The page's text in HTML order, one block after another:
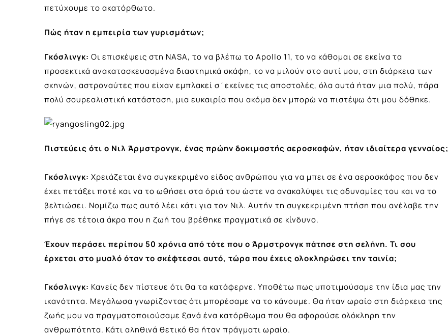
πετύχουμε το ακατόρθωτο.
Πώς ήταν η εμπειρία των γυρισμάτων;
Γκόσλινγκ: Οι επισκέψεις στη NASA, τo να βλέπω το Apollo 11, το να κάθομαι σε εκείνα τα
προσεκτικά ανακατασκευασμένα διαστημικά σκάφη, το να μιλούν στο αυτί μου, στη διάρκεια των
σκηνών, αστροναύτες που είχαν εμπλακεί σ΄εκείνες τις αποστολές, όλα αυτά ήταν μια πολύ, πάρα
πολύ σουρεαλιστική κατάσταση, μια ευκαιρία που ακόμα δεν μπορώ να πιστέψω ότι μου δόθηκε.
Πιστεύεις ότι ο Νιλ Άρμστρονγκ, ένας πρώην δοκιμαστής αεροσκαφών, ήταν ιδιαίτερα γενναίος;
Γκόσλινγκ: Χρειάζεται ένα συγκεκριμένο είδος ανθρώπου για να μπει σε ένα αεροσκάφος που δεν
έχει πετάξει ποτέ και να το ωθήσει στα όριά του ώστε να ανακαλύψει τις αδυναμίες του και να το
βελτιώσει. Νομίζω πως αυτό λέει κάτι για τον Νιλ. Αυτήν τη συγκεκριμένη πτήση που ανέλαβε την
πήγε σε τέτοια άκρα που η ζωή του βρέθηκε πραγματικά σε κίνδυνο.
Έχουν περάσει περίπου 50 χρόνια από τότε που ο Άρμστρονγκ πάτησε στη σελήνη. Τι σου
έρχεται στο μυαλό όταν το σκέφτεσαι αυτό, τώρα που έχεις ολοκληρώσει την ταινία;
Γκόσλινγκ: Κανείς δεν πίστευε ότι θα τα κατάφερνε. Υποθέτω πως υποτιμούσαμε την ίδια μας την
ικανότητα. Μεγάλωσα γνωρίζοντας ότι μπορέσαμε να το κάνουμε. Θα ήταν ωραίο στη διάρκεια της
ζωής μου να πραγματοποιούσαμε ξανά ένα κατόρθωμα που θα αφορούσε ολόκληρη την
ανθρωπότητα. Κάτι αληθινά θετικό θα ήταν πράγματι ωραίο.